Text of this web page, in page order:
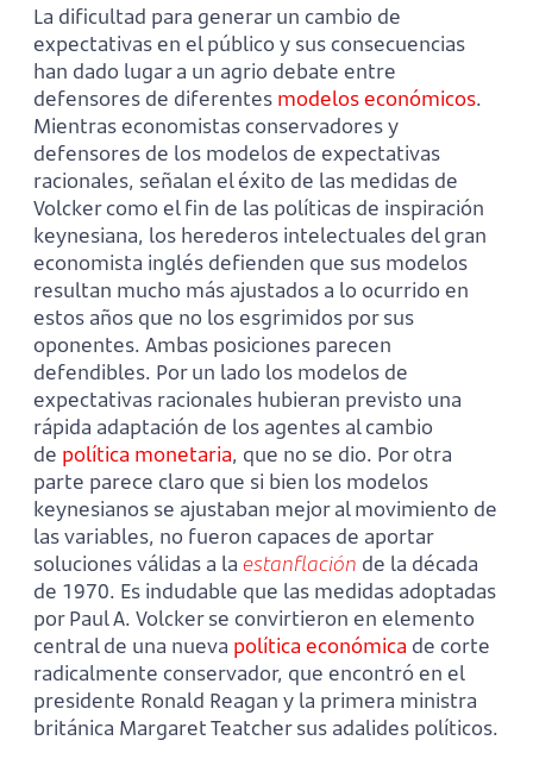
La dificultad para generar un cambio de
expectativas en el público y sus consecuencias
han dado lugar a un agrio debate entre
defensores de diferentes modelos económicos.
Mientras economistas conservadores y
defensores de los modelos de expectativas
racionales, señalan el éxito de las medidas de
Volcker como el fin de las políticas de inspiración
keynesiana, los herederos intelectuales del gran
economista inglés defienden que sus modelos
resultan mucho más ajustados a lo ocurrido en
estos años que no los esgrimidos por sus
oponentes. Ambas posiciones parecen
defendibles. Por un lado los modelos de
expectativas racionales hubieran previsto una
rápida adaptación de los agentes al cambio
de política monetaria, que no se dio. Por otra
parte parece claro que si bien los modelos
keynesianos se ajustaban mejor al movimiento de
las variables, no fueron capaces de aportar
soluciones válidas a la estanflación de la década
de 1970. Es indudable que las medidas adoptadas
por Paul A. Volcker se convirtieron en elemento
central de una nueva política económica de corte
radicalmente conservador, que encontró en el
presidente Ronald Reagan y la primera ministra
británica Margaret Teatcher sus adalides políticos.